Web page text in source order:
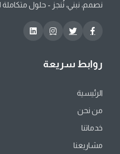
نصمم، نبني، نُنجز - حلول متكاملة
روابط سريعة
الرئيسية
من نحن
خدماتنا
مشاريعنا